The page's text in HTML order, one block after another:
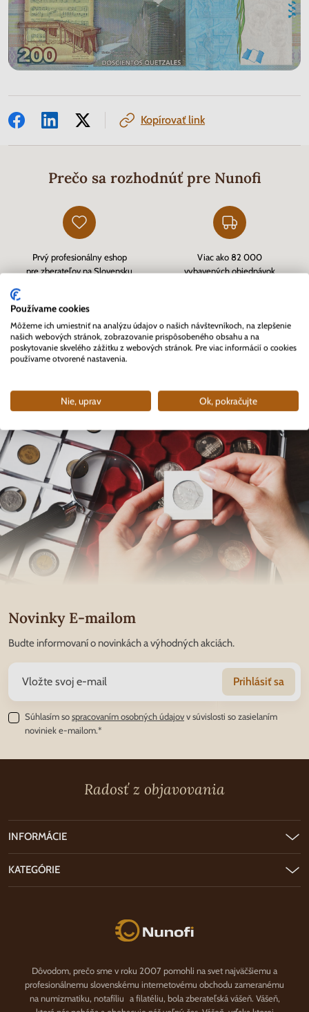
Kopírovať link
Prečo sa rozhodnúť pre Nunofi
Prvý profesionálny eshop
pre zberateľov na Slovensku
Viac ako 82 000
vybavených objednávok
Zákazníkmi overený eshop
Novinky E-mailom
Budte informovaní o novinkách a výhodných akciách.
Prihlásiť sa
Súhlasím sospracovaním osobných údajovv súvislosti so zasielaním
noviniek e-mailom.*
Radosť z objavovania
Nunofi.sk
Dôvodom, prečo sme v roku 2007 pomohli na svet najväčšiemu a
profesionálnemu slovenskému internetovému obchodu zameranému
na numizmatiku, notafíliu a filatéliu, bola zberateľská vášeň. Vášeň,
INFORMÁCIE
KATEGÓRIE
Používame cookies
Môžeme ich umiestniť na analýzu údajov o našich návštevníkoch, na zlepšenie
našich webových stránok, zobrazovanie prispôsobeného obsahu a na
poskytovanie skvelého zážitku z webových stránok. Pre viac informácií o cookies
používame otvorené nastavenia.
Nie, uprav Ok, pokračujte